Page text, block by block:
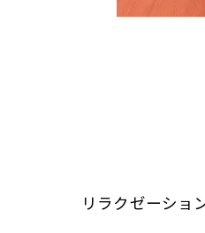
リラクゼーショ